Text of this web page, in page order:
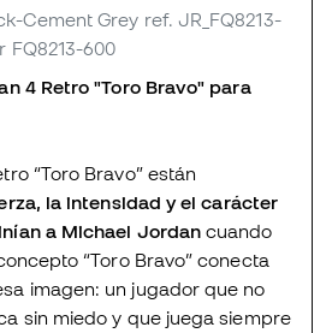
Cement Grey ref. JR_FQ8213-
FQ8213-600
4 Retro "Toro Bravo" para
“Toro Bravo” están
la intensidad y el carácter
a Michael Jordan cuando
“Toro Bravo” conecta
imagen: un jugador que no
sin miedo y que juega siempre